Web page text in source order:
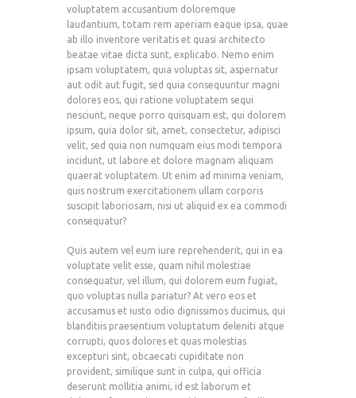
voluptatem accusantium doloremque
laudantium, totam rem aperiam eaque ipsa, quae
ab illo inventore veritatis et quasi architecto
beatae vitae dicta sunt, explicabo. Nemo enim
ipsam voluptatem, quia voluptas sit, aspernatur
aut odit aut fugit, sed quia consequuntur magni
dolores eos, qui ratione voluptatem sequi
nesciunt, neque porro quisquam est, qui dolorem
ipsum, quia dolor sit, amet, consectetur, adipisci
velit, sed quia non numquam eius modi tempora
incidunt, ut labore et dolore magnam aliquam
quaerat voluptatem. Ut enim ad minima veniam,
quis nostrum exercitationem ullam corporis
suscipit laboriosam, nisi ut aliquid ex ea commodi
consequatur?
Quis autem vel eum iure reprehenderit, qui in ea
voluptate velit esse, quam nihil molestiae
consequatur, vel illum, qui dolorem eum fugiat,
quo voluptas nulla pariatur? At vero eos et
accusamus et iusto odio dignissimos ducimus, qui
blanditiis praesentium voluptatum deleniti atque
corrupti, quos dolores et quas molestias
excepturi sint, obcaecati cupiditate non
provident, similique sunt in culpa, qui officia
deserunt mollitia animi, id est laborum et